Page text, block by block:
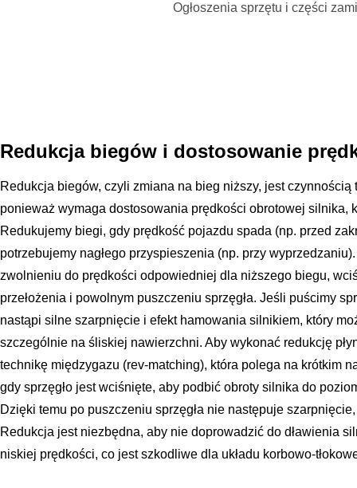
Ogłoszenia sprzętu i części
Redukcja biegów i dostosowanie
Redukcja biegów, czyli zmiana na bieg niższy, jest
ponieważ wymaga dostosowania prędkości obrotowej silnika,
Redukujemy biegi, gdy prędkość pojazdu spada (np. przed
potrzebujemy nagłego przyspieszenia (np. przy
zwolnieniu do prędkości odpowiedniej dla niższego biegu,
przełożenia i powolnym puszczeniu sprzęgła. Jeśli puścimy
nastąpi silne szarpnięcie i efekt hamowania silnikiem, który
szczególnie na śliskiej nawierzchni. Aby wykonać redukcję
technikę międzygazu (rev-matching), która polega na krótkim
gdy sprzęgło jest wciśnięte, aby podbić obroty silnika do
Dzięki temu po puszczeniu sprzęgła nie następuje
Redukcja jest niezbędna, aby nie doprowadzić do dławienia
niskiej prędkości, co jest szkodliwe dla układu korbowo-